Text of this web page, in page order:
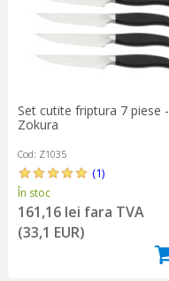
Set cutite friptura 7 piese -
Zokura
Cod: Z1035
(1)
În stoc
161,16 lei fara TVA
(33,1 EUR)